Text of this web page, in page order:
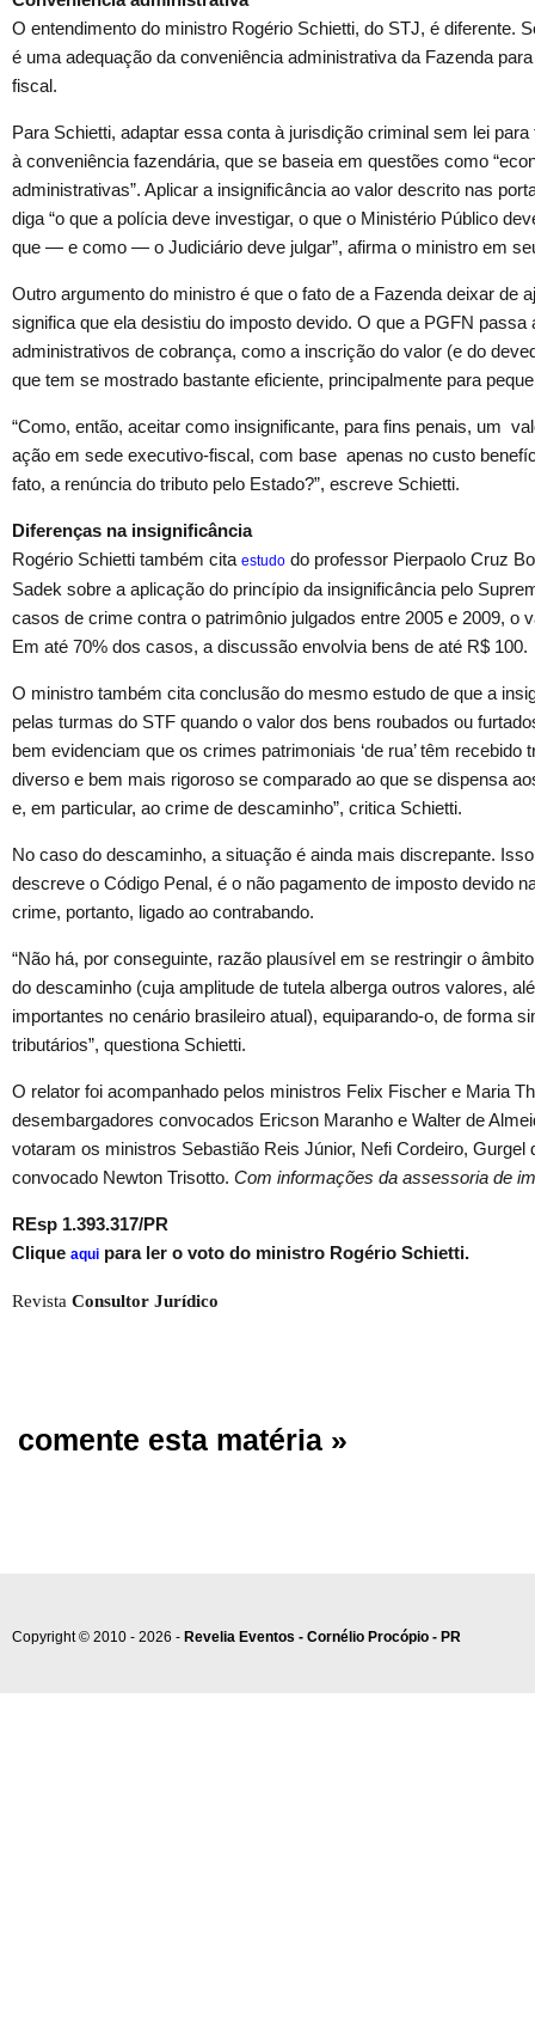
O entendimento do ministro Rogério Schietti, do STJ, é diferente.
é uma adequação da conveniência administrativa da Fazenda
fiscal.
Para Schietti, adaptar essa conta à jurisdição criminal sem lei
à conveniência fazendária, que se baseia em questões como
administrativas”. Aplicar a insignificância ao valor descrito nas
diga “o que a polícia deve investigar, o que o Ministério Público
que — e como — o Judiciário deve julgar”, afirma o ministro em
Outro argumento do ministro é que o fato de a Fazenda deixar de
significa que ela desistiu do imposto devido. O que a PGFN passa
administrativos de cobrança, como a inscrição do valor (e do
que tem se mostrado bastante eficiente, principalmente para
“Como, então, aceitar como insignificante, para fins penais, um
ação em sede executivo-fiscal, com base apenas no custo
fato, a renúncia do tributo pelo Estado?”, escreve Schietti.
Diferenças na insignificância
Rogério Schietti também cita estudo do professor Pierpaolo Cruz
Sadek sobre a aplicação do princípio da insignificância pelo
casos de crime contra o patrimônio julgados entre 2005 e 2009, o
Em até 70% dos casos, a discussão envolvia bens de até R$ 100.
O ministro também cita conclusão do mesmo estudo de que a
pelas turmas do STF quando o valor dos bens roubados ou
bem evidenciam que os crimes patrimoniais ‘de rua’ têm
diverso e bem mais rigoroso se comparado ao que se dispensa
e, em particular, ao crime de descaminho”, critica Schietti.
No caso do descaminho, a situação é ainda mais discrepante.
descreve o Código Penal, é o não pagamento de imposto devido
crime, portanto, ligado ao contrabando.
“Não há, por conseguinte, razão plausível em se restringir o
do descaminho (cuja amplitude de tutela alberga outros valores,
importantes no cenário brasileiro atual), equiparando-o, de forma
tributários”, questiona Schietti.
O relator foi acompanhado pelos ministros Felix Fischer e Maria
desembargadores convocados Ericson Maranho e Walter de
votaram os ministros Sebastião Reis Júnior, Nefi Cordeiro, Gurgel
convocado Newton Trisotto. Com informações da assessoria de
REsp 1.393.317/PR
Clique aqui para ler o voto do ministro Rogério Schietti.
Revista Consultor Jurídico
comente esta matéria »
Copyright © 2010 - 2026 - Revelia Eventos - Cornélio Procópio - PR